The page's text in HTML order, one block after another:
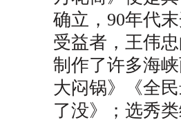
确立，90年代
受益者，王伟
制作了许多海
大闷锅》《全
了没》；选秀